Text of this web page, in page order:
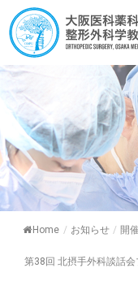
Home / お知らせ / 開
第38回 北摂手外科談話会